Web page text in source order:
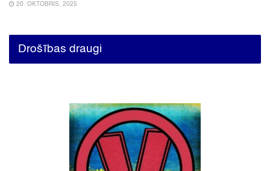
20. OKTOBRIS, 2025
Drošības draugi